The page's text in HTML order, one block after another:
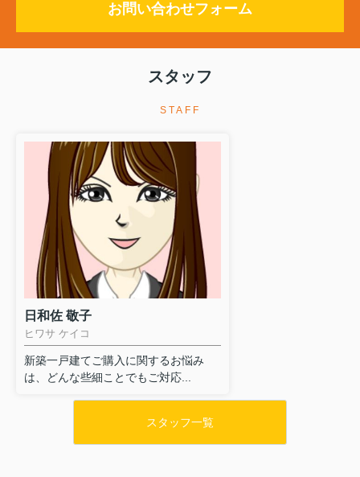
お問い合わせフォーム
スタッフ
STAFF
日和佐 敬子
ヒワサ ケイコ
新築一戸建てご購入に関するお悩み
は、どんな些細ことでもご対応...
スタッフ一覧